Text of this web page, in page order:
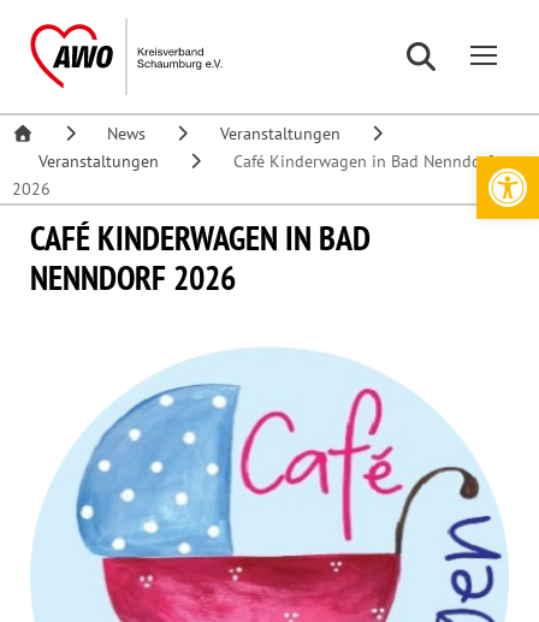
News
Veranstaltungen
Veranstaltungen
Café Kinderwagen in Bad Nenndorf
2026
CAFÉ KINDERWAGEN IN BAD
NENNDORF 2026
Werkzeugleiste öffnen